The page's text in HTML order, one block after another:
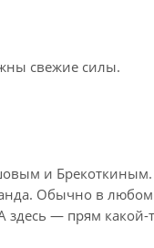
свежие силы.
и Брекоткиным.
Обычно в любом
здесь — прям какой-